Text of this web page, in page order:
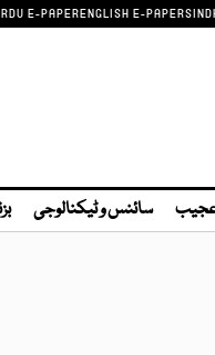
E-PAPERENGLISH E-PAPER
سائنس و ٹیکنالوجی